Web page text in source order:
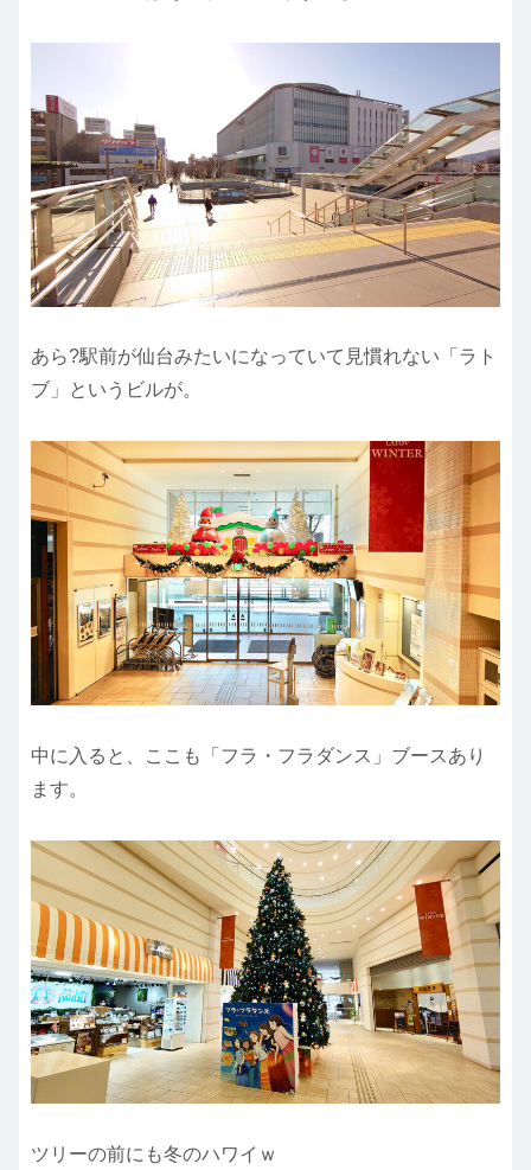
あら?駅前が仙台みたいになっていて見慣れない「ラト
ブ」というビルが。
中に入ると、ここも「フラ・フラダンス」ブースあり
ます。
ツリーの前にも冬のハワイｗ